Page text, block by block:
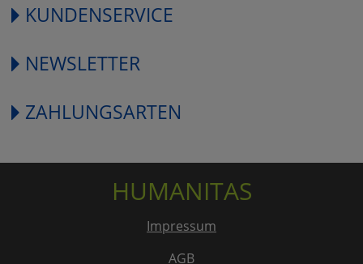
KUNDENSERVICE
NEWSLETTER
ZAHLUNGSARTEN
HUMANITAS
Impressum
AGB